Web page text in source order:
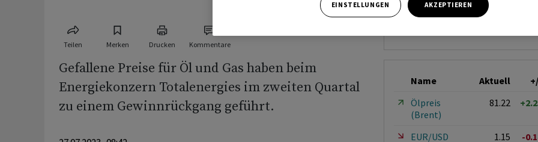
Teilen Merken Drucken Kommentare
Gefallene Preise für Öl und Gas haben beim
Energiekonzern Totalenergies im zweiten Quartal
zu einem Gewinnrückgang geführt.
Name Aktuell
Ölpreis
(Brent)
81.22
EUR/USD 1.15
-
EINSTELLUNGEN AKZEPTIEREN